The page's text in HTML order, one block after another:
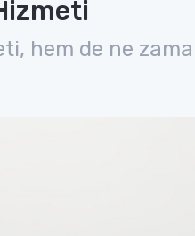
hem de ne